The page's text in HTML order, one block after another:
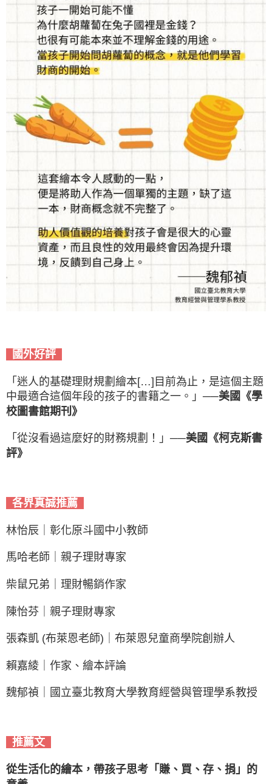
國外好評
「迷人的基礎理財規劃繪本[…]目前為止，是這個主題
中最適合這個年段的孩子的書籍之一。」 ──美國《學
校圖書館期刊》
「從沒看過這麼好的財務規劃！」 ──美國《柯克斯書
評》
各界真誠推薦
林怡辰｜彰化原斗國中小教師
馬哈老師｜親子理財專家
柴鼠兄弟｜理財暢銷作家
陳怡芬｜親子理財專家
張森凱 (布萊恩老師)｜布萊恩兒童商學院創辦人
賴嘉綾｜作家、繪本評論
魏郁禎｜國立臺北教育大學教育經營與管理學系教授
推薦文
從生活化的繪本，帶孩子思考「賺、買、存、捐」的